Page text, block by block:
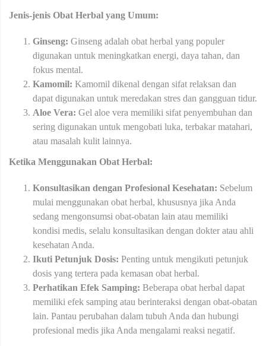
Jenis-jenis Obat Herbal yang Umum:
Ginseng: Ginseng adalah obat herbal yang populer
digunakan untuk meningkatkan energi, daya tahan, dan
fokus mental.
Kamomil: Kamomil dikenal dengan sifat relaksan dan
dapat digunakan untuk meredakan stres dan gangguan tidur.
Aloe Vera: Gel aloe vera memiliki sifat penyembuhan dan
sering digunakan untuk mengobati luka, terbakar matahari,
atau masalah kulit lainnya.
Ketika Menggunakan Obat Herbal:
Konsultasikan dengan Profesional Kesehatan: Sebelum
mulai menggunakan obat herbal, khususnya jika Anda
sedang mengonsumsi obat-obatan lain atau memiliki
kondisi medis, selalu konsultasikan dengan dokter atau ahli
kesehatan Anda.
Ikuti Petunjuk Dosis: Penting untuk mengikuti petunjuk
dosis yang tertera pada kemasan obat herbal.
Perhatikan Efek Samping: Beberapa obat herbal dapat
memiliki efek samping atau berinteraksi dengan obat-obatan
lain. Pantau perubahan dalam tubuh Anda dan hubungi
profesional medis jika Anda mengalami reaksi negatif.